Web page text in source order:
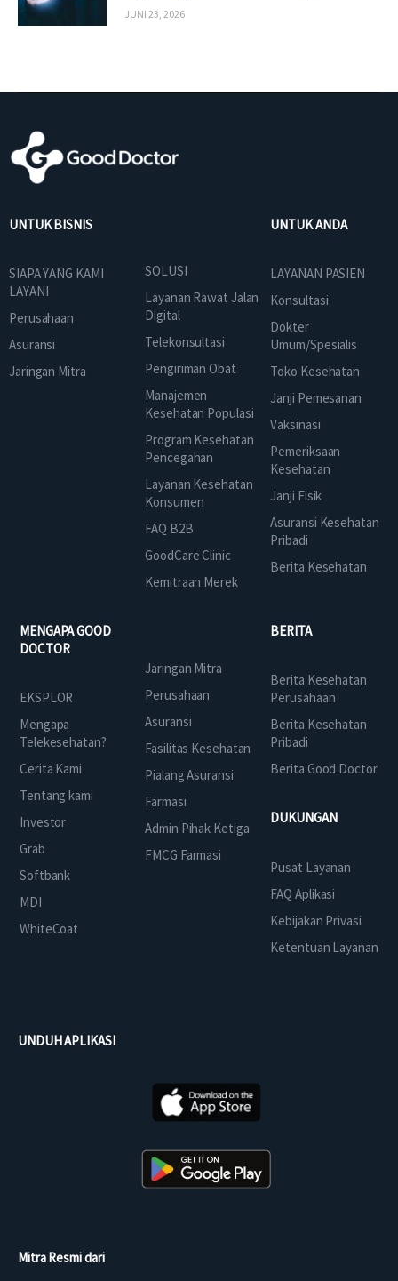
JUNI 23, 2026
UNTUK BISNIS
SIAPA YANG KAMI
LAYANI
Perusahaan
Asuransi
Jaringan Mitra
SOLUSI
Layanan Rawat Jalan
Digital
Telekonsultasi
Pengiriman Obat
Manajemen
Kesehatan Populasi
Program Kesehatan
Pencegahan
Layanan Kesehatan
Konsumen
FAQ B2B
GoodCare Clinic
Kemitraan Merek
UNTUK ANDA
LAYANAN PASIEN
Konsultasi
Dokter
Umum/Spesialis
Toko Kesehatan
Janji Pemesanan
Vaksinasi
Pemeriksaan
Kesehatan
Janji Fisik
Asuransi Kesehatan
Pribadi
Berita Kesehatan
MENGAPA GOOD
DOCTOR
EKSPLOR
Mengapa
Telekesehatan?
Cerita Kami
Tentang kami
Investor
Grab
Softbank
MDI
WhiteCoat
Jaringan Mitra
Perusahaan
Asuransi
Fasilitas Kesehatan
Pialang Asuransi
Farmasi
Admin Pihak Ketiga
FMCG Farmasi
BERITA
Berita Kesehatan
Perusahaan
Berita Kesehatan
Pribadi
Berita Good Doctor
DUKUNGAN
Pusat Layanan
FAQ Aplikasi
Kebijakan Privasi
Ketentuan Layanan
UNDUH APLIKASI
Mitra Resmi dari